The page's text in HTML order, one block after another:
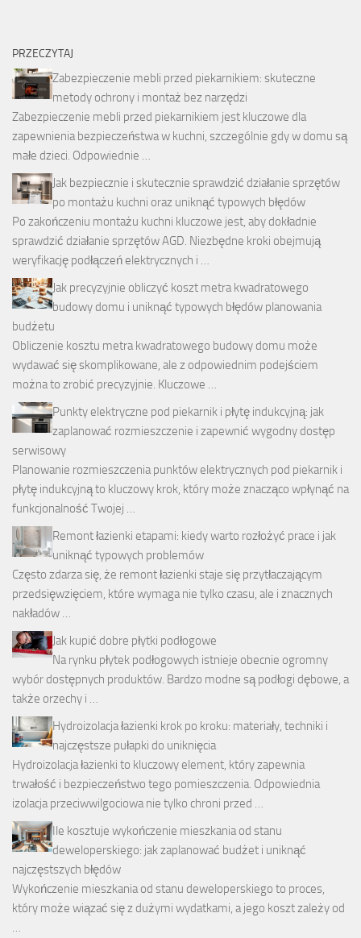
PRZECZYTAJ
Zabezpieczenie mebli przed piekarnikiem: skuteczne
metody ochrony i montaż bez narzędzi
Zabezpieczenie mebli przed piekarnikiem jest kluczowe dla
zapewnienia bezpieczeństwa w kuchni, szczególnie gdy w domu są
małe dzieci. Odpowiednie …
Jak bezpiecznie i skutecznie sprawdzić działanie sprzętów
po montażu kuchni oraz uniknąć typowych błędów
Po zakończeniu montażu kuchni kluczowe jest, aby dokładnie
sprawdzić działanie sprzętów AGD. Niezbędne kroki obejmują
weryfikację podłączeń elektrycznych i …
Jak precyzyjnie obliczyć koszt metra kwadratowego
budowy domu i uniknąć typowych błędów planowania
budżetu
Obliczenie kosztu metra kwadratowego budowy domu może
wydawać się skomplikowane, ale z odpowiednim podejściem
można to zrobić precyzyjnie. Kluczowe …
Punkty elektryczne pod piekarnik i płytę indukcyjną: jak
zaplanować rozmieszczenie i zapewnić wygodny dostęp
serwisowy
Planowanie rozmieszczenia punktów elektrycznych pod piekarnik i
płytę indukcyjną to kluczowy krok, który może znacząco wpłynąć na
funkcjonalność Twojej …
Remont łazienki etapami: kiedy warto rozłożyć prace i jak
uniknąć typowych problemów
Często zdarza się, że remont łazienki staje się przytłaczającym
przedsięwzięciem, które wymaga nie tylko czasu, ale i znacznych
nakładów …
Jak kupić dobre płytki podłogowe
Na rynku płytek podłogowych istnieje obecnie ogromny
wybór dostępnych produktów. Bardzo modne są podłogi dębowe, a
także orzechy i …
Hydroizolacja łazienki krok po kroku: materiały, techniki i
najczęstsze pułapki do uniknięcia
Hydroizolacja łazienki to kluczowy element, który zapewnia
trwałość i bezpieczeństwo tego pomieszczenia. Odpowiednia
izolacja przeciwwilgociowa nie tylko chroni przed …
Ile kosztuje wykończenie mieszkania od stanu
deweloperskiego: jak zaplanować budżet i uniknąć
najczęstszych błędów
Wykończenie mieszkania od stanu deweloperskiego to proces,
który może wiązać się z dużymi wydatkami, a jego koszt zależy od
…